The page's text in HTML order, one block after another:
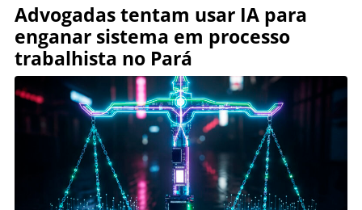
Advogadas tentam usar IA para
enganar sistema em processo
trabalhista no Pará